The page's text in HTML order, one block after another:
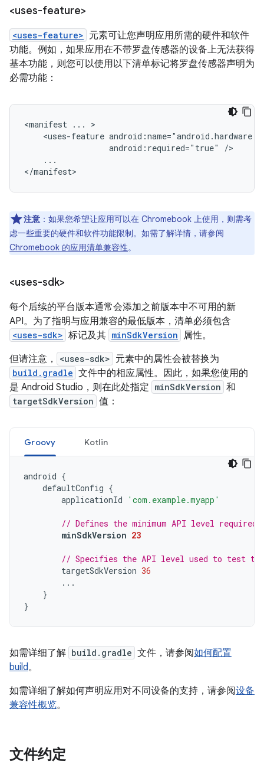
<uses-feature>
<uses-feature> 元素可让您声明应用所需的硬件和软件
功能。例如，如果应用在不带罗盘传感器的设备上无法获得
基本功能，则您可以使用以下清单标记将罗盘传感器声明为
必需功能：
<manifest ...
<uses-feature
android:required="true"
...
</manifest>
注意 ：如果您希望让应用可以在 Chromebook 上使用，则需考
虑一些重要的硬件和软件功能限制。如需了解详情，请参阅
Chromebook 的应用清单兼容性。
<uses-sdk>
每个后续的平台版本通常会添加之前版本中不可用的新
API。为了指明与应用兼容的最低版本，清单必须包含
<uses-sdk> 标记及其 minSdkVersion 属性。
但请注意，
<uses-sdk> 元素中的属性会被替换为
build.gradle 文件中的相应属性。因此，如果您使用的
是 Android Studio，则在此处指定 minSdkVersion 和
targetSdkVersion 值：
Groovy Kotlin
android {
defaultConfig {
applicationId
'com.example.myapp'
// Defines the minimum API level required
minSdkVersion 23
// Specifies the API level used to test
targetSdkVersion 36
...
}
}
如需详细了解 build.gradle 文件，请参阅如何配置
build。
如需详细了解如何声明应用对不同设备的支持，请参阅设备
兼容性概览。
文件约定